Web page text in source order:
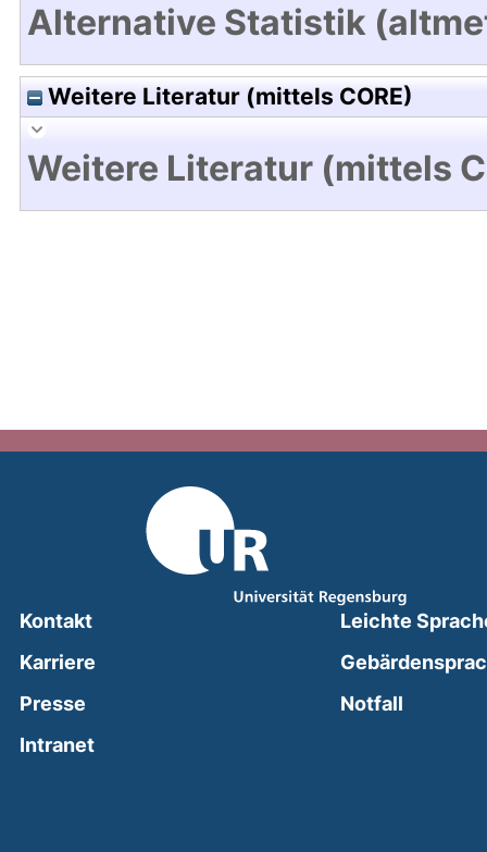
Alternative Statistik
Weitere Literatur (mittels CORE)
Weitere Literatur (mittels
Kontakt
Karriere
Presse
Intranet(external link, opens in a new window)
Leichte
Notfall